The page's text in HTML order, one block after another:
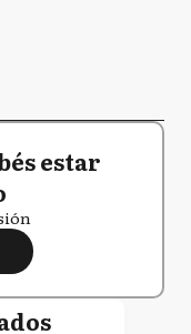
estar